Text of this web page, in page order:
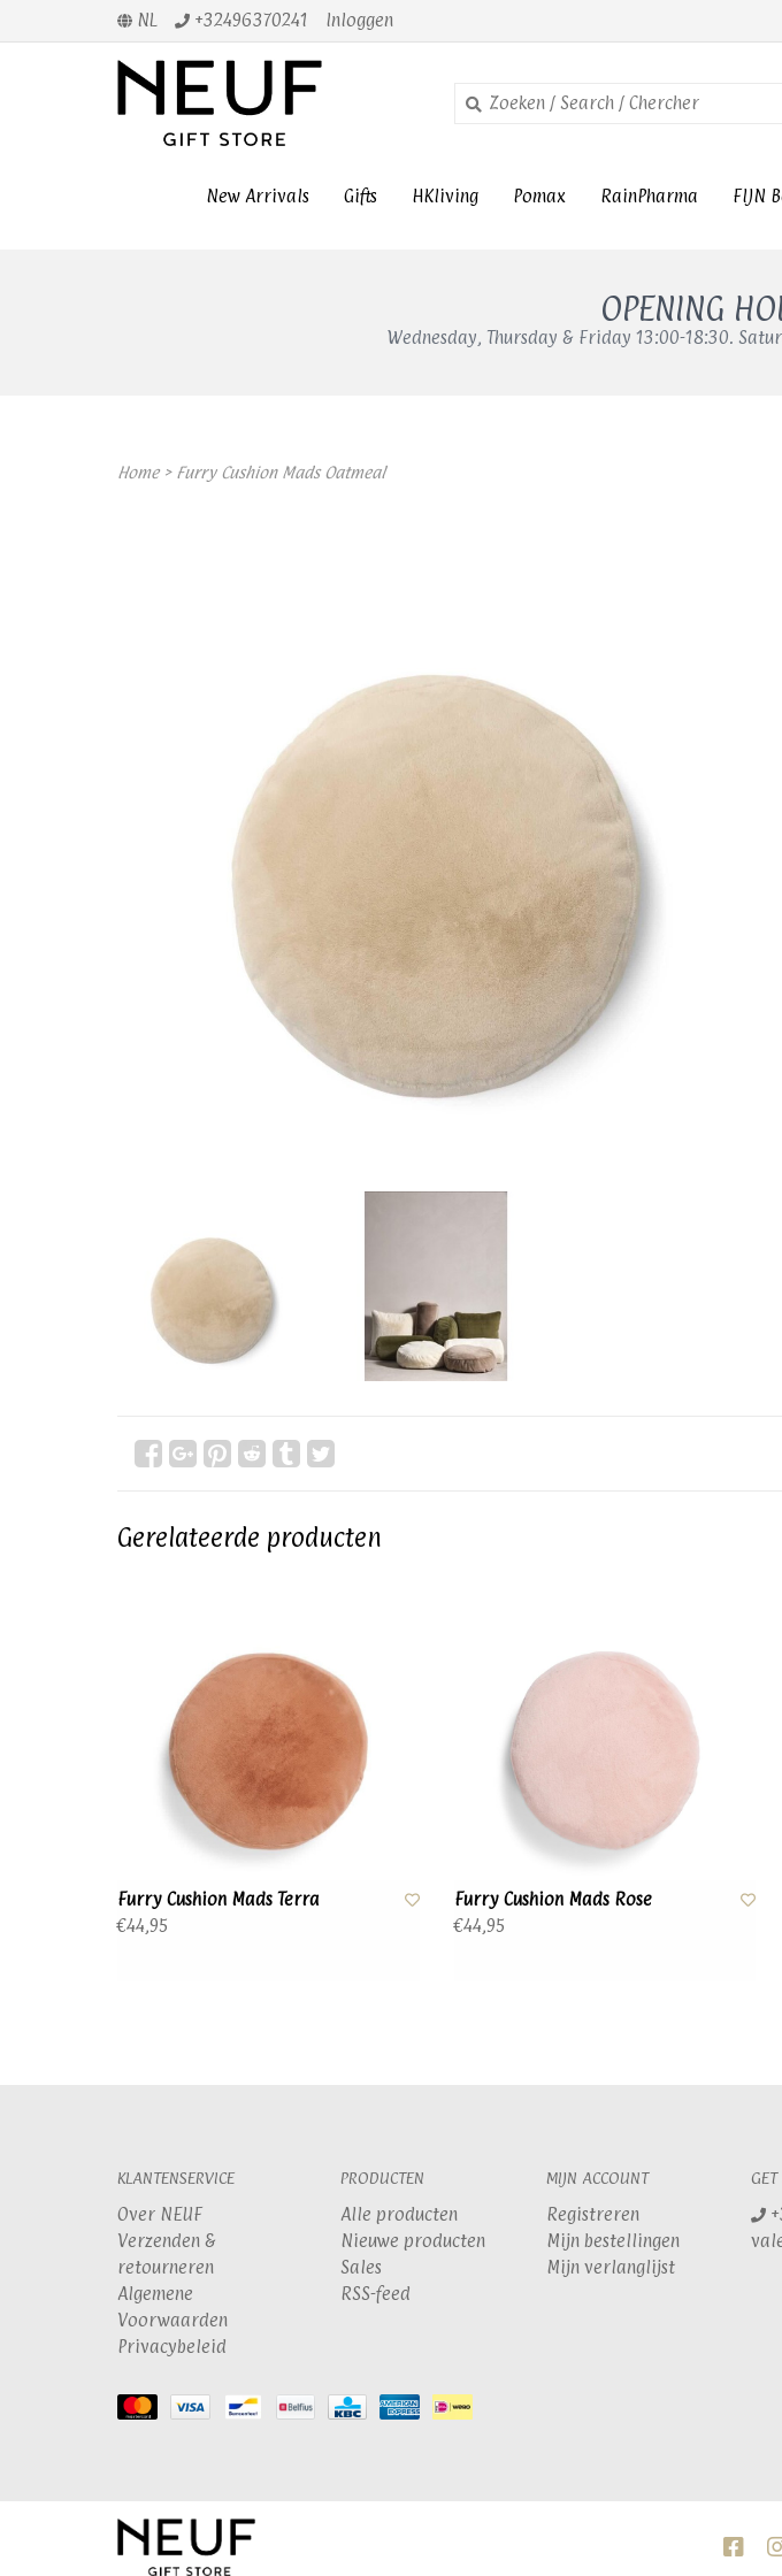
NL +32496370241 Inloggen
New Arrivals Gifts HKliving Pomax RainPharma FIJN
OPENING
Wednesday, Thursday & Friday 13:00-18:30.
Home> Furry Cushion Mads Oatmeal
Gerelateerde producten
Furry Cushion Mads Terra
€44,95
Furry Cushion Mads Rose
€44,95
KLANTENSERVICE
Over NEUF
Verzenden &
retourneren
Algemene
Voorwaarden
Privacybeleid
PRODUCTEN
Alle producten
Nieuwe producten
Sales
RSS-feed
MIJN ACCOUNT
Registreren
Mijn bestellingen
Mijn verlanglijst